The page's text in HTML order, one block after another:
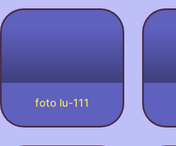
foto lu-111